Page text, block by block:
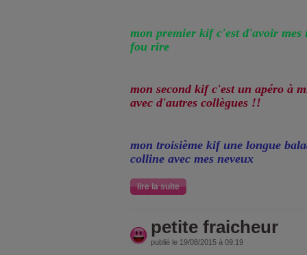
mon premier kif c'est d'avoir mes
fou rire
mon second kif c'est un apéro à
avec d'autres collègues !!
mon troisième kif une longue
colline avec mes neveux
lire la suite
petite fraicheur
publié le 19/08/2015 à 09:19